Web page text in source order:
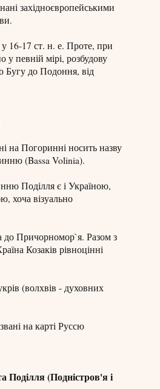
західноєвропейськими
у 16-17 ст. н. е. Проте, при
у певній мірі, розбудову
Бугу до Подоння, від
на Погоринні носить назву
(Bassa Volinia).
Поділля є і Україною,
хоча візуально
до Причорномор`я. Разом з
Козаків рівноцінні
(волхвів - духовних
на карті Руссю
Поділля (Подністров'я і